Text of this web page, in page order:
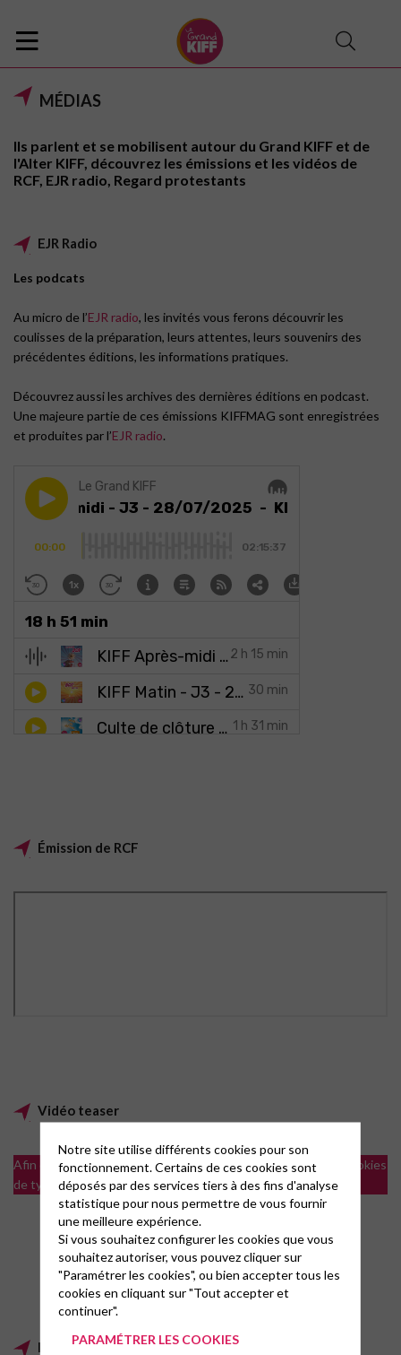
MÉDIAS
Ils parlent et se mobilisent autour du Grand KIFF et de
l'Alter KIFF, découvrez les émissions et les vidéos de
RCF, EJR radio, Regard protestants
EJR Radio
Les podcats
Au micro de l’EJR radio, les invités vous ferons découvrir les
coulisses de la préparation, leurs attentes, leurs souvenirs des
précédentes éditions, les informations pratiques.
Découvrez aussi les archives des dernières éditions en podcast.
Une majeure partie de ces émissions KIFFMAG sont enregistrées
et produites par l’EJR radio.
Émission de RCF
Vidéo teaser
Afin de visualiser les vidéos il est nécessaire d'accepter les cookies
de type analytics
le chant du Grand KIFF
Notre site utilise différents cookies pour son
fonctionnement. Certains de ces cookies sont
déposés par des services tiers à des fins d'analyse
statistique pour nous permettre de vous fournir
une meilleure expérience.
Si vous souhaitez configurer les cookies que vous
souhaitez autoriser, vous pouvez cliquer sur
"Paramétrer les cookies", ou bien accepter tous les
cookies en cliquant sur "Tout accepter et
continuer".
PARAMÉTRER LES COOKIES